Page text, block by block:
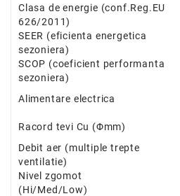
Clasa de energie (conf.Reg.EU
626/2011)
SEER (eficienta energetica
sezoniera)
SCOP (coeficient performanta
sezoniera)
Alimentare electrica
Racord tevi Cu (Φmm)
Debit aer (multiple trepte
ventilatie)
Nivel zgomot
(Hi/Med/Low)